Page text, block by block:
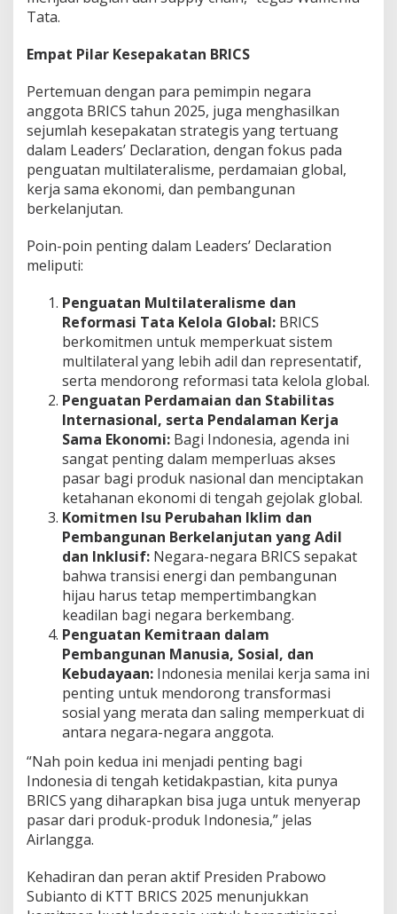
Tata.
Empat Pilar Kesepakatan BRICS
Pertemuan dengan para pemimpin negara
anggota BRICS tahun 2025, juga menghasilkan
sejumlah kesepakatan strategis yang tertuang
dalam Leaders’ Declaration, dengan fokus pada
penguatan multilateralisme, perdamaian global,
kerja sama ekonomi, dan pembangunan
berkelanjutan.
Poin-poin penting dalam Leaders’ Declaration
meliputi:
Penguatan Multilateralisme dan
Reformasi Tata Kelola Global: BRICS
berkomitmen untuk memperkuat sistem
multilateral yang lebih adil dan representatif,
serta mendorong reformasi tata kelola global.
Penguatan Perdamaian dan Stabilitas
Internasional, serta Pendalaman Kerja
Sama Ekonomi: Bagi Indonesia, agenda ini
sangat penting dalam memperluas akses
pasar bagi produk nasional dan menciptakan
ketahanan ekonomi di tengah gejolak global.
Komitmen Isu Perubahan Iklim dan
Pembangunan Berkelanjutan yang Adil
dan Inklusif: Negara-negara BRICS sepakat
bahwa transisi energi dan pembangunan
hijau harus tetap mempertimbangkan
keadilan bagi negara berkembang.
Penguatan Kemitraan dalam
Pembangunan Manusia, Sosial, dan
Kebudayaan: Indonesia menilai kerja sama ini
penting untuk mendorong transformasi
sosial yang merata dan saling memperkuat di
antara negara-negara anggota.
“Nah poin kedua ini menjadi penting bagi
Indonesia di tengah ketidakpastian, kita punya
BRICS yang diharapkan bisa juga untuk menyerap
pasar dari produk-produk Indonesia,” jelas
Airlangga.
Kehadiran dan peran aktif Presiden Prabowo
Subianto di KTT BRICS 2025 menunjukkan